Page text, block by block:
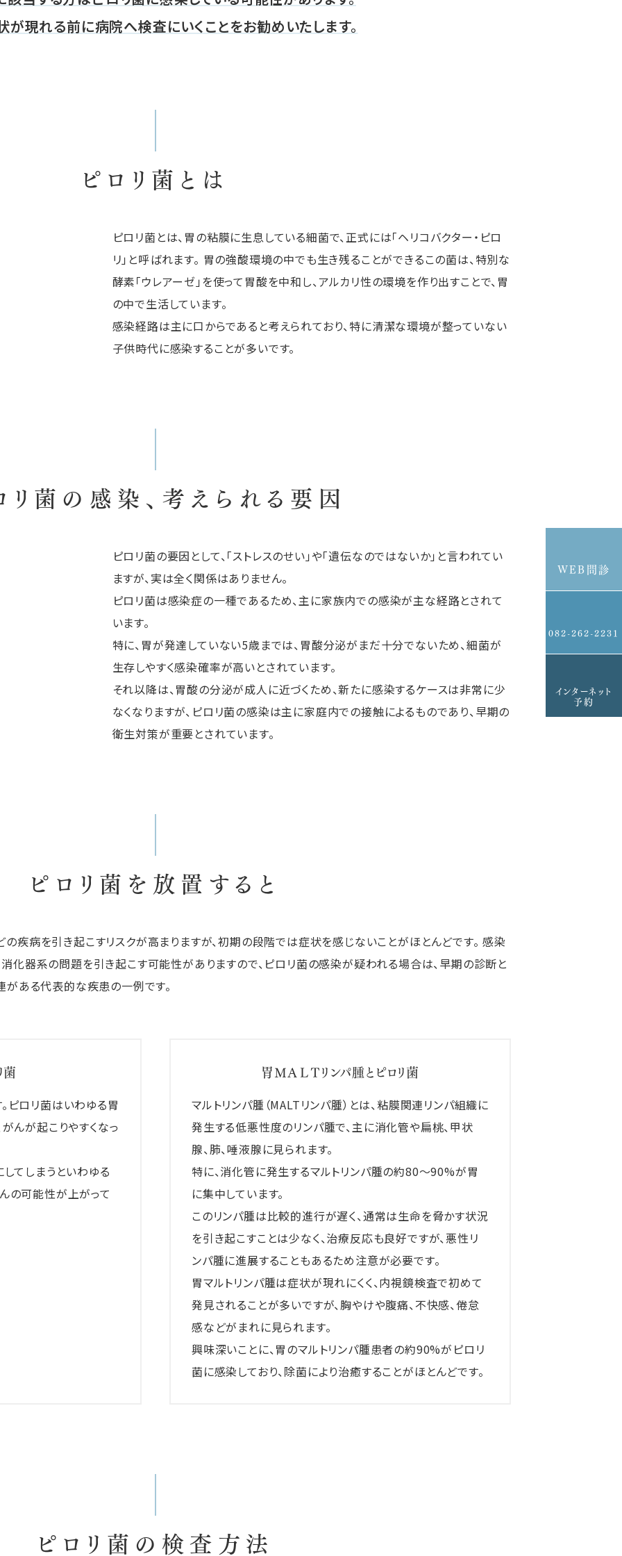
が現れる前に病院へ検査にいくことをお勧めいたします。
ピロリ菌とは
ピロリ菌とは、胃の粘膜に生息している細菌で、正式には「ヘリコバクター・ピロ
リ」と呼ばれます。 胃の強酸環境の中でも生き残ることができるこの菌は、特別な
酵素「ウレアーゼ」を使って胃酸を中和し、アルカリ性の環境を作り出すことで、胃
の中で生活しています。
感染経路は主に口からであると考えられており、特に清潔な環境が整っていない
子供時代に感染することが多いです。
リ菌の感染、考えられる要因
ピロリ菌の要因として、「ストレスのせい」や「遺伝なのではないか」と言われてい
ますが、実は全く関係はありません。
ピロリ菌は感染症の一種であるため、主に家族内での感染が主な経路とされて
います。
特に、胃が発達していない5歳までは、胃酸分泌がまだ十分でないため、細菌が
生存しやすく感染確率が高いとされています。
それ以降は、胃酸の分泌が成人に近づくため、新たに感染するケースは非常に少
なくなりますが、ピロリ菌の感染は主に家庭内での接触によるものであり、早期の
衛生対策が重要とされています。
ピロリ菌を放置すると
疾病を引き起こすリスクが高まりますが、初期の段階では症状を感じないことがほとんどです。 感染
化器系の問題を引き起こす可能性がありますので、ピロリ菌の感染が疑われる場合は、早期の診断と
がある代表的な疾患の一例です。
菌
ピロリ菌はいわゆる胃
んが起こりやすくなっ
てしまうといわゆる
の可能性が上がって
胃ＭＡＬＴリンパ腫とピロリ菌
マルトリンパ腫（MALTリンパ腫）とは、粘膜関連リンパ組織に
発生する低悪性度のリンパ腫で、主に消化管や扁桃、甲状
腺、肺、唾液腺に見られます。
特に、消化管に発生するマルトリンパ腫の約80〜90%が胃
に集中しています。
このリンパ腫は比較的進行が遅く、通常は生命を脅かす状況
を引き起こすことは少なく、治療反応も良好ですが、悪性リ
ンパ腫に進展することもあるため注意が必要です。
胃マルトリンパ腫は症状が現れにくく、内視鏡検査で初めて
発見されることが多いですが、胸やけや腹痛、不快感、倦怠
感などがまれに見られます。
興味深いことに、胃のマルトリンパ腫患者の約90%がピロリ
菌に感染しており、除菌により治癒することがほとんどです。
ピロリ菌の検査方法
WEB問診
082-262-2231
インターネット
予約